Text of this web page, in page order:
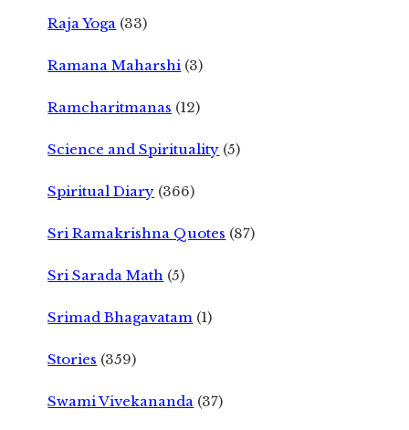
Raja Yoga (33)
Ramana Maharshi (3)
Ramcharitmanas (12)
Science and Spirituality (5)
Spiritual Diary (366)
Sri Ramakrishna Quotes (87)
Sri Sarada Math (5)
Srimad Bhagavatam (1)
Stories (359)
Swami Vivekananda (37)